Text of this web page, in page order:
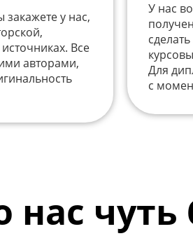
у нас,
Все
авторами,
У нас
Для
с
нас